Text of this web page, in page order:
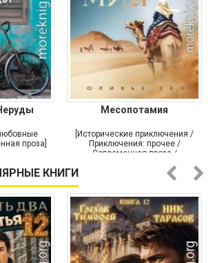
проза]
Месопотамия
[Исторические приключения /
Приключения: прочее /
Современная проза /
КНИГИ